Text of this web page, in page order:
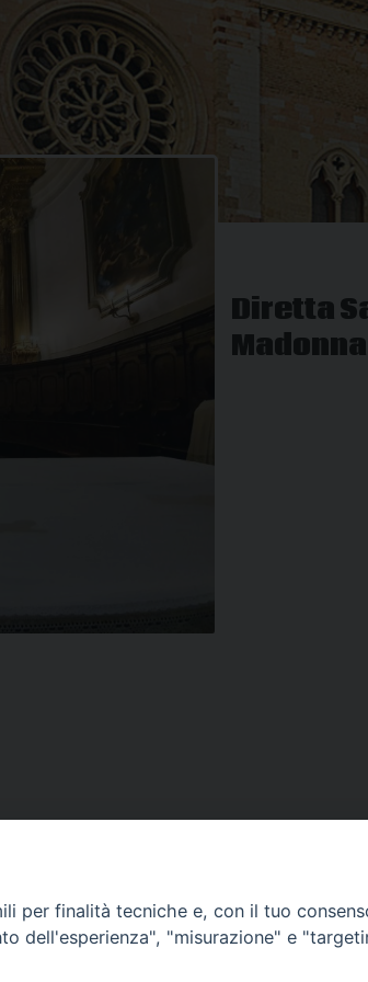
Diretta
TUTELA MINORI UFFICI
per finalità tecniche e, con il tuo
dell'esperienza", "misurazione" e